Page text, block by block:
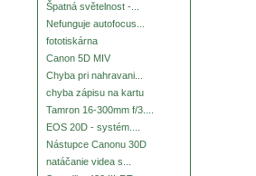
Špatná světelnost -...
Nefunguje autofocus...
fototiskárna
Canon 5D MIV
Chyba pri nahravani...
chyba zápisu na kartu
Tamron 16-300mm f/3....
EOS 20D - systém....
Nástupce Canonu 30D
natáčanie videa s...